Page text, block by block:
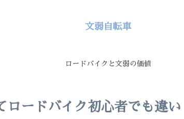
文弱自転車
ロードバイクと文弱の価値
ロードバイク初心者でも違い